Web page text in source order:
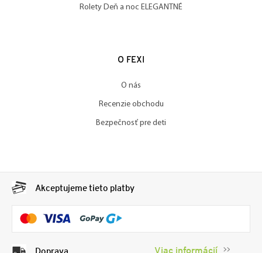
Rolety Deň a noc ELEGANTNÉ
O FEXI
O nás
Recenzie obchodu
Bezpečnosť pre deti
Akceptujeme tieto platby
Viac informácií